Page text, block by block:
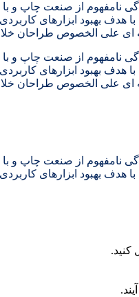
نامفهوم از صنعت چاپ و
با هدف بهبود ابزارهای
ای علی الخصوص طراحان
نامفهوم از صنعت چاپ و
با هدف بهبود ابزارهای
ای علی الخصوص طراحان
نامفهوم از صنعت چاپ و
هدف بهبود ابزارهای